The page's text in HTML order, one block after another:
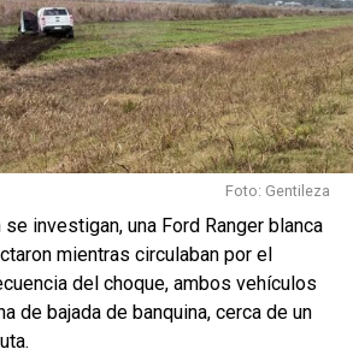
Foto: Gentileza
investigan, una Ford Ranger blanca
mientras circulaban por el
del choque, ambos vehículos
de bajada de banquina, cerca de un